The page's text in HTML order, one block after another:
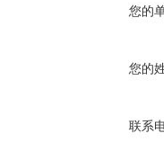
您的
您的
联系